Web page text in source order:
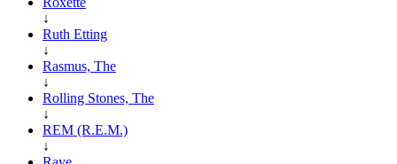
↓
Ruth Etting
↓
Rasmus, The
↓
Rolling Stones, The
↓
REM (R.E.M.)
↓